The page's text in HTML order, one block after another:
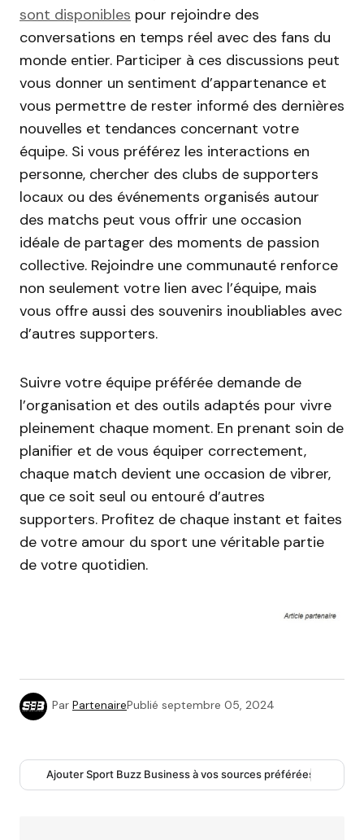
sont disponibles pour rejoindre des
conversations en temps réel avec des fans du
monde entier. Participer à ces discussions peut
vous donner un sentiment d’appartenance et
vous permettre de rester informé des dernières
nouvelles et tendances concernant votre
équipe. Si vous préférez les interactions en
personne, chercher des clubs de supporters
locaux ou des événements organisés autour
des matchs peut vous offrir une occasion
idéale de partager des moments de passion
collective. Rejoindre une communauté renforce
non seulement votre lien avec l’équipe, mais
vous offre aussi des souvenirs inoubliables avec
d’autres supporters.
Suivre votre équipe préférée demande de
l’organisation et des outils adaptés pour vivre
pleinement chaque moment. En prenant soin de
planifier et de vous équiper correctement,
chaque match devient une occasion de vibrer,
que ce soit seul ou entouré d’autres
supporters. Profitez de chaque instant et faites
de votre amour du sport une véritable partie
de votre quotidien.
Par PartenairePublié septembre 05, 2024
Ajouter Sport Buzz Business à vos sources préférées